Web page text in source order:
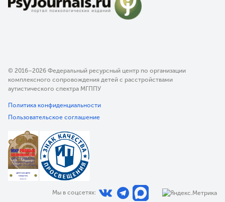
© 2016–2026 Федеральный ресурсный центр по организации
комплексного сопровождения детей с расстройствами
аутистического спектра МГППУ
Политика конфиденциальности
Пользовательское соглашение
Мы в соцсетях: